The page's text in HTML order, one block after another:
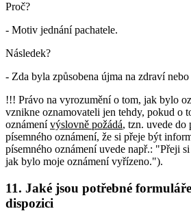
Proč?
- Motiv jednání pachatele.
Následek?
- Zda byla způsobena újma na zdraví
!!! Právo na vyrozumění o tom, jak bylo
vznikne oznamovateli jen tehdy, pokud o
oznámenívýslovně požádá, tzn. uvede do
písemného oznámení, že si přeje být
písemného oznámení uvede např.: "Přeji
jak bylo moje oznámení vyřízeno.").
11. Jaké jsou potřebné
dispozici